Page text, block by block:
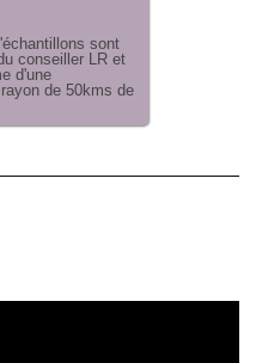
sont
conseiller LR et
d'une
de 50kms de